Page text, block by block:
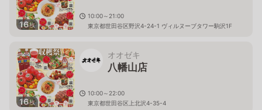
16枚
10:00～21:00
東京都世田谷区野沢4-24-1 ヴィルヌーブタワー駒沢1F
16枚
オオゼキ
八幡山店
10:00～22:00
東京都世田谷区上北沢4-35-4